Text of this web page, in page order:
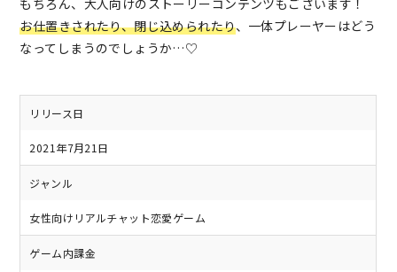
もちろん、大人向けのストーリーコンテンツもございます！
お仕置きされたり、閉じ込められたり、一体プレーヤーはどう
なってしまうのでしょうか…♡
リリース日
2021年7月21日
ジャンル
女性向けリアルチャット恋愛ゲーム
ゲーム内課金